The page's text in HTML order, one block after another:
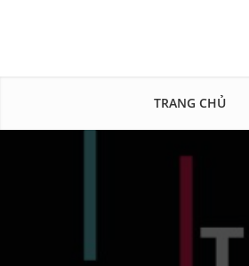
TRANG CHỦ